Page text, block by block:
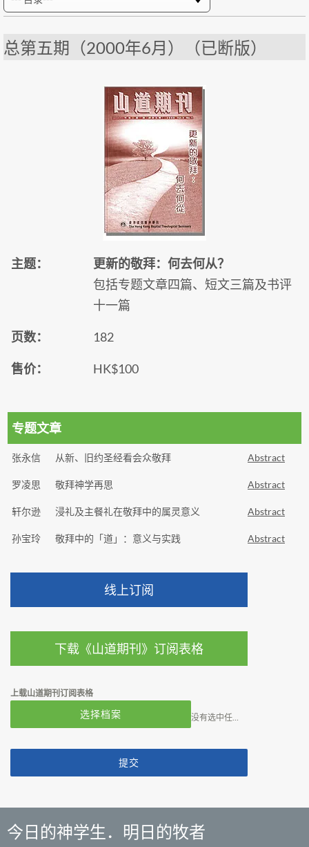
总第五期（2000年6月）（已断版）
主题：
更新的敬拜：何去何从？
包括专题文章四篇、短文三篇及书评
十一篇
页数： 182
售价： HK$100
专题文章
张永信 从新、旧约圣经看会众敬拜 Abstract
罗凌思 敬拜神学再思 Abstract
轩尔逊 浸礼及主餐礼在敬拜中的属灵意义 Abstract
孙宝玲 敬拜中的「道」：意义与实践 Abstract
线上订阅
下载《山道期刊》订阅表格
上载山道期刊订阅表格
选择档案 没有选中任何文件
提交
今日的神学生．明日的牧者